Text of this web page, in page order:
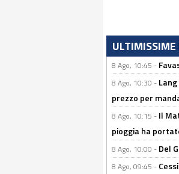
8 Ago, 10:45 -
8 Ago, 10:30 -
prezzo per
8 Ago, 10:15 - Il
pioggia ha
8 Ago, 10:00 - Del
8 Ago, 09:45 -